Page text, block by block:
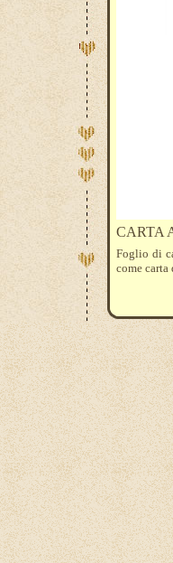
CARTA
Foglio di
come carta